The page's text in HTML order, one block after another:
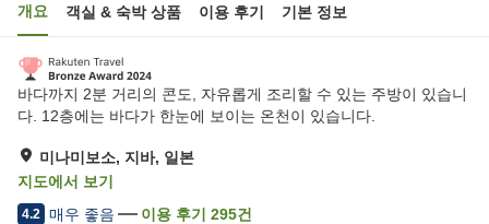
개요 객실 & 숙박 상품 이용 후기 기본 정보
바다까지 2분 거리의 콘도, 자유롭게 조리할 수 있는 주방이 있습니
다. 12층에는 바다가 한눈에 보이는 온천이 있습니다.
미나미보소, 지바, 일본
지도에서 보기
4.2 매우 좋음 이용 후기 295건